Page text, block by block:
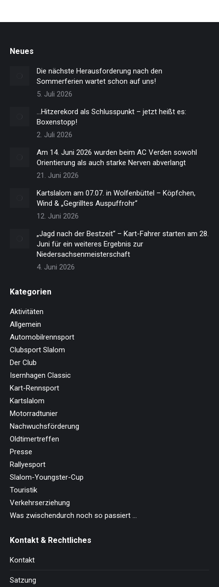
Neues
Die nächste Herausforderung nach den
Sommerferien wartet schon auf uns!
5. Juli 2026
…Hitzerekord als Schlusspunkt – jetzt heißt es:
Boxenstopp!
2. Juli 2026
Am 14. Juni 2026 wurden beim AC Verden sowohl
Orientierung als auch starke Nerven abverlangt
21. Juni 2026
Kartslalom am 07.07. in Wolfenbüttel – Köpfchen,
Wind & „Gegrilltes Auspuffrohr“
12. Juni 2026
„Jagd nach der Bestzeit“ – Kart-Fahrer starten am 28.
Juni für ein weiteres Ergebnis zur
Niedersachsenmeisterschaft
4. Juni 2026
Kategorien
Aktivitäten
Allgemein
Automobilrennsport
Clubsport Slalom
Der Club
Isernhagen Classic
Kart-Rennsport
Kartslalom
Motorradtunier
Nachwuchsförderung
Oldtimertreffen
Presse
Rallyesport
Slalom-Youngster-Cup
Touristik
Verkehrserziehung
Was zwischendurch noch so passiert …
Kontakt & Rechtliches
Kontakt
Satzung